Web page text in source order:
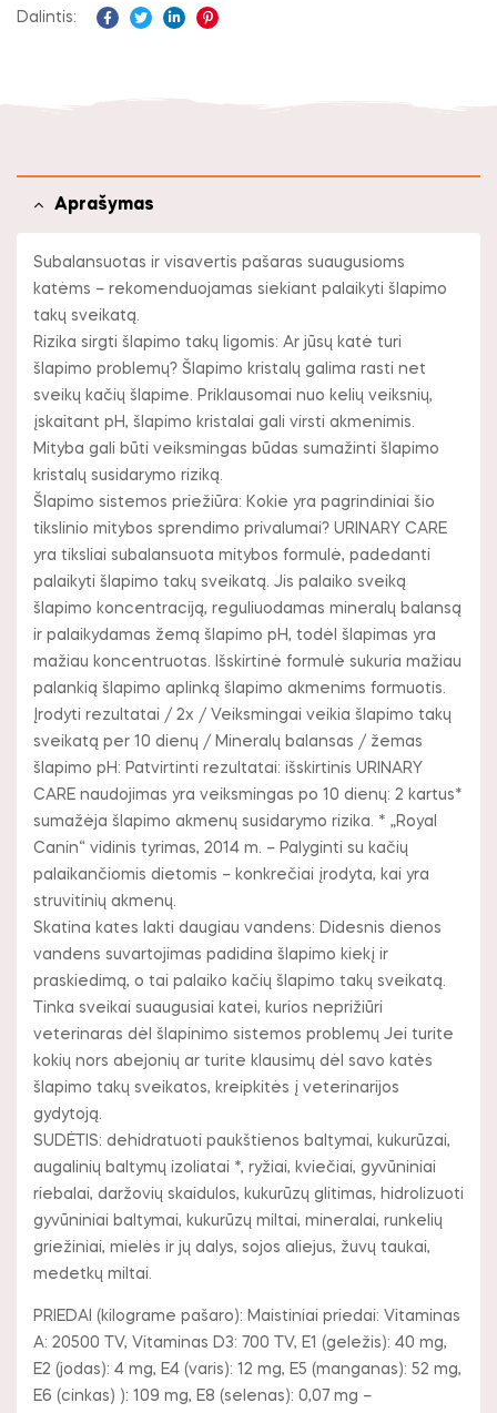
Dalintis:
Aprašymas
Subalansuotas ir visavertis pašaras suaugusioms
katėms – rekomenduojamas siekiant palaikyti šlapimo
takų sveikatą.
Rizika sirgti šlapimo takų ligomis: Ar jūsų katė turi
šlapimo problemų? Šlapimo kristalų galima rasti net
sveikų kačių šlapime. Priklausomai nuo kelių veiksnių,
įskaitant pH, šlapimo kristalai gali virsti akmenimis.
Mityba gali būti veiksmingas būdas sumažinti šlapimo
kristalų susidarymo riziką.
Šlapimo sistemos priežiūra: Kokie yra pagrindiniai šio
tikslinio mitybos sprendimo privalumai? URINARY CARE
yra tiksliai subalansuota mitybos formulė, padedanti
palaikyti šlapimo takų sveikatą. Jis palaiko sveiką
šlapimo koncentraciją, reguliuodamas mineralų balansą
ir palaikydamas žemą šlapimo pH, todėl šlapimas yra
mažiau koncentruotas. Išskirtinė formulė sukuria mažiau
palankią šlapimo aplinką šlapimo akmenims formuotis.
Įrodyti rezultatai / 2x / Veiksmingai veikia šlapimo takų
sveikatą per 10 dienų / Mineralų balansas / žemas
šlapimo pH: Patvirtinti rezultatai: išskirtinis URINARY
CARE naudojimas yra veiksmingas po 10 dienų: 2 kartus*
sumažėja šlapimo akmenų susidarymo rizika. * „Royal
Canin“ vidinis tyrimas, 2014 m. – Palyginti su kačių
palaikančiomis dietomis – konkrečiai įrodyta, kai yra
struvitinių akmenų.
Skatina kates lakti daugiau vandens: Didesnis dienos
vandens suvartojimas padidina šlapimo kiekį ir
praskiedimą, o tai palaiko kačių šlapimo takų sveikatą.
Tinka sveikai suaugusiai katei, kurios neprižiūri
veterinaras dėl šlapinimo sistemos problemų Jei turite
kokių nors abejonių ar turite klausimų dėl savo katės
šlapimo takų sveikatos, kreipkitės į veterinarijos
gydytoją.
SUDĖTIS: dehidratuoti paukštienos baltymai, kukurūzai,
augalinių baltymų izoliatai *, ryžiai, kviečiai, gyvūniniai
riebalai, daržovių skaidulos, kukurūzų glitimas, hidrolizuoti
gyvūniniai baltymai, kukurūzų miltai, mineralai, runkelių
griežiniai, mielės ir jų dalys, sojos aliejus, žuvų taukai,
medetkų miltai.
PRIEDAI (kilograme pašaro): Maistiniai priedai: Vitaminas
A: 20500 TV, Vitaminas D3: 700 TV, E1 (geležis): 40 mg,
E2 (jodas): 4 mg, E4 (varis): 12 mg, E5 (manganas): 52 mg,
E6 (cinkas) ): 109 mg, E8 (selenas): 0,07 mg –